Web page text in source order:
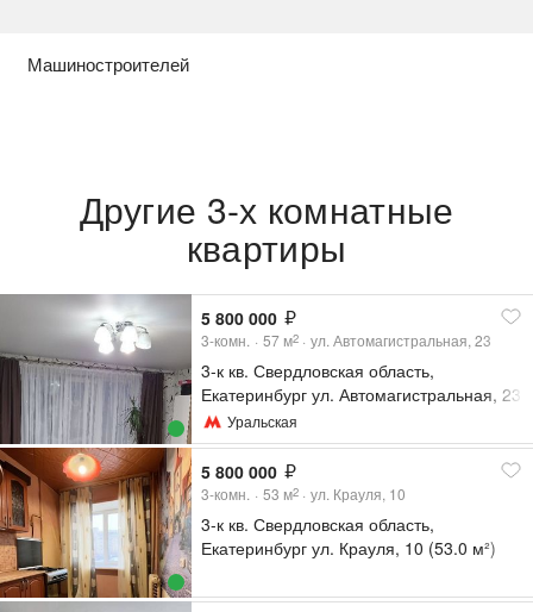
Машиностроителей
Другие 3-х комнатные
квартиры
5 800 000
3-комн. 57 м2 ул. Автомагистральная, 23
3-к кв. Свердловская область,
Екатеринбург ул. Автомагистральная, 23
(57.0 м²)
Уральская
5 800 000
3-комн. 53 м2 ул. Крауля, 10
3-к кв. Свердловская область,
Екатеринбург ул. Крауля, 10 (53.0 м²)